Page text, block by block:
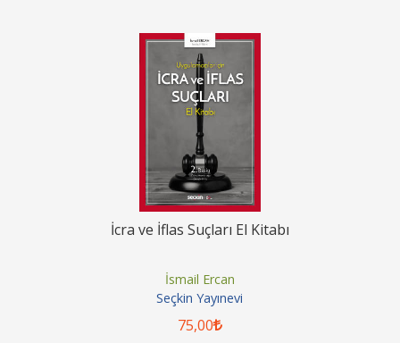
İcra ve İflas Suçları El Kitabı
İsmail Ercan
Seçkin Yayınevi
75,00